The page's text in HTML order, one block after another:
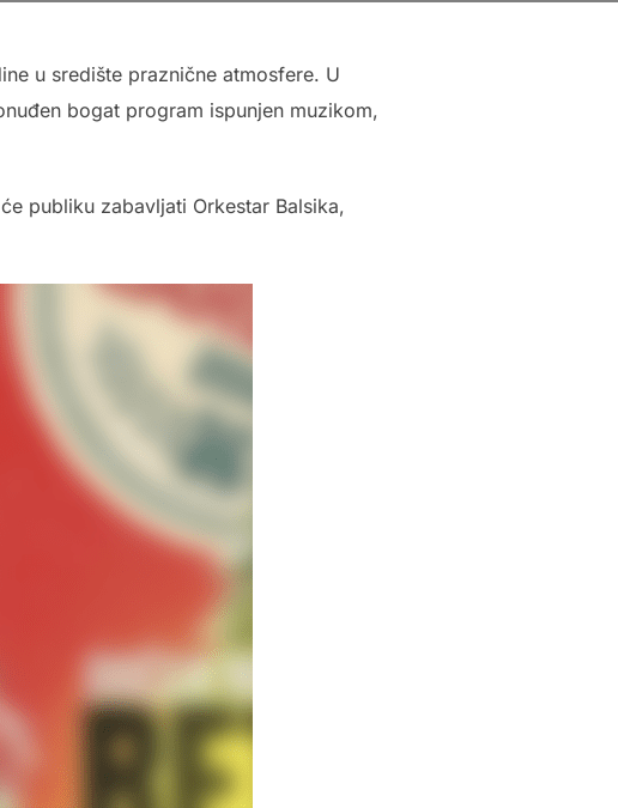
u središte praznične atmosfere. U
bogat program ispunjen muzikom,
publiku zabavljati Orkestar Balsika,